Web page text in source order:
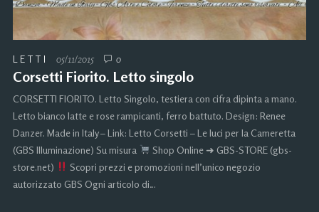
LETTI 05/11/2015 0
Corsetti Fiorito. Letto singolo
CORSETTI FIORITO. Letto Singolo, testiera con cifra dipinta a mano.
Letto bianco latte e rose rampicanti, ferro battuto. Design: Renee
Danzer. Made in Italy – Link: Letto Corsetti – Le luci per la Cameretta
(GBS Illuminazione) Su misura
Shop Online ➜ GBS-STORE (gbs-
store.net)
Scopri prezzi e promozioni nell’unico negozio
autorizzato GBS Ogni articolo di…